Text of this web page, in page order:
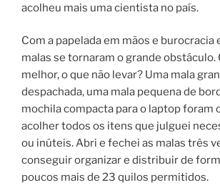
acolheu mais uma cientista no país.
Com a papelada em mãos e burocracia
malas se tornaram o grande obstáculo.
melhor, o que não levar? Uma mala
despachada, uma mala pequena de
mochila compacta para o laptop foram
acolher todos os itens que julguei
ou inúteis. Abri e fechei as malas três
conseguir organizar e distribuir de
poucos mais de 23 quilos permitidos.